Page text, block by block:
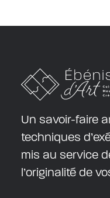
Un savoir-faire
techniques
mis au service
l’originalité de